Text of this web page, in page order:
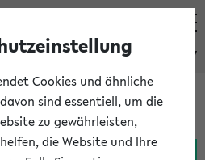
eKVV
Cookies und ähnliche
sind essentiell, um die
zu gewährleisten,
die Website und Ihre